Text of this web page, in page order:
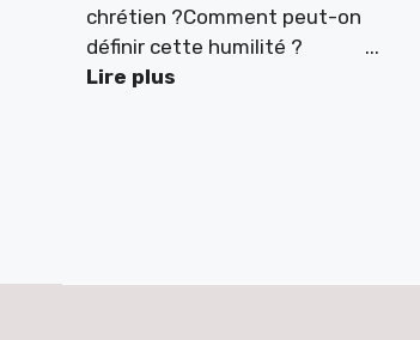
chrétien ?Comment peut-on
définir cette humilité ? ...
Lire plus